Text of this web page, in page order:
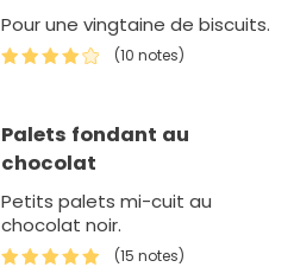
Pour une vingtaine de biscuits.
(10 notes)
Palets fondant au
chocolat
Petits palets mi-cuit au
chocolat noir.
(15 notes)